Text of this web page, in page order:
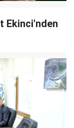
Ekinci'nden